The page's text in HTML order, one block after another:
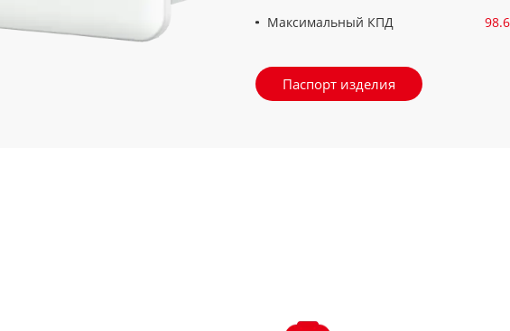
Максимальный КПД
Паспорт изделия